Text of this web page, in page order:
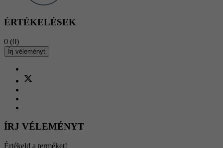
ÉRTÉKELÉSEK
0 (0)
Írj véleményt
ÍRJ VÉLEMÉNYT
Értékeld a terméket!